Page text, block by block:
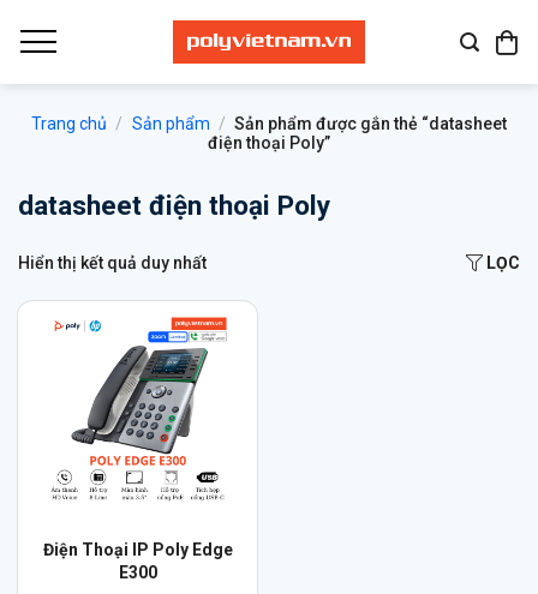
qua
Trang chủ / Sản phẩm / Sản phẩm được gắn thẻ “datasheet
điện thoại Poly”
datasheet điện thoại Poly
Hiển thị kết quả duy nhất LỌC
Điện Thoại IP Poly Edge
E300